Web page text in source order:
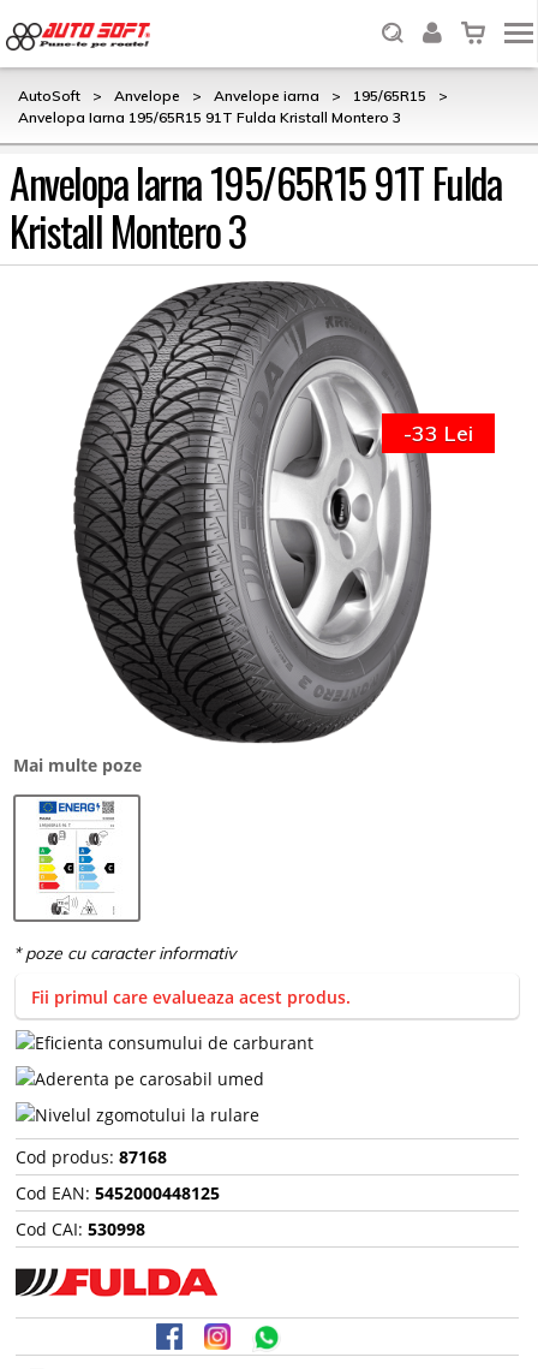
AutoSoft > Anvelope > Anvelope iarna > 195/65R15
>
Anvelopa Iarna 195/65R15 91T Fulda Kristall Montero 3
Anvelopa Iarna 195/65R15 91T Fulda
Kristall Montero 3
Mai multe poze
-33 Lei
Fii primul care evalueaza acest produs.
Cod produs: 87168
Cod EAN: 5452000448125
Cod CAI: 530998